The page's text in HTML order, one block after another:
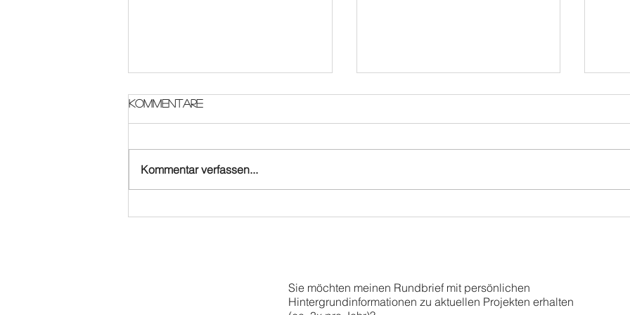
Orgel plus Tanz
Kommentare
Kommentar verfassen...
Sie möchten meinen Rundbrief mit persönlichen
Hintergrundinformationen zu aktuellen Projekten erhalten